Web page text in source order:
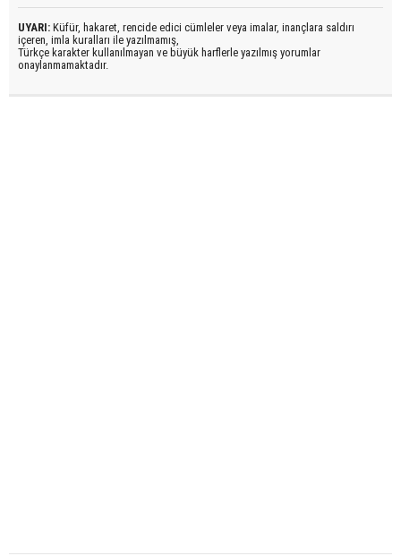
UYARI: Küfür, hakaret, rencide edici cümleler veya imalar, inançlara saldırı
içeren, imla kuralları ile yazılmamış,
Türkçe karakter kullanılmayan ve büyük harflerle yazılmış yorumlar
onaylanmamaktadır.